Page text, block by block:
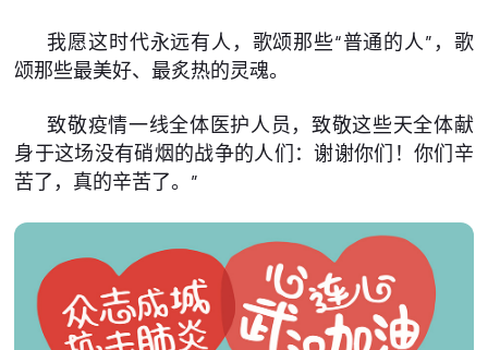
我愿这时代永远有人，歌颂那些“普通的人”，歌
颂那些最美好、最炙热的灵魂。
致敬疫情一线全体医护人员，致敬这些天全体献
身于这场没有硝烟的战争的人们：谢谢你们！你们辛
苦了，真的辛苦了。”